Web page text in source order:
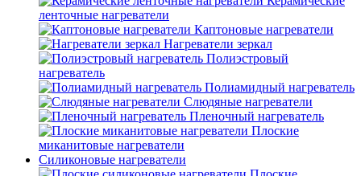
ленточные нагреватели
Каптоновые нагреватели
Нагреватели зеркал
Полиэстровый
нагреватель
Полиамидный нагреватель
Слюдяные нагреватели
Пленочный нагреватель
Плоские
миканитовые нагреватели
Силиконовые нагреватели